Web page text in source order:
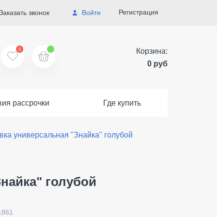
звонок Войти Регистрация
0
Корзина:
0 руб
рассрочки Где купить
универсальная "Знайка" голубой
голубой